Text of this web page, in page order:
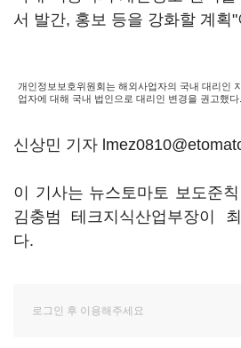
서 발간, 홍보 등을 강화할 계획
개인정보보호위원회는 해외사업자의 국내 대리인
업자에 대해 국내 법인으로 대리인 변경을 권고했
신상민 기자
이 기사는 뉴스토마토 보도준
김충범 테크지식산업부장이
다.